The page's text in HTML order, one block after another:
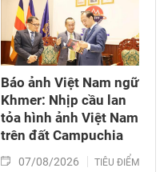
Báo ảnh Việt Nam ngữ
Khmer: Nhịp cầu lan
tỏa hình ảnh Việt Nam
trên đất Campuchia
07/08/2026 TIÊU ĐIỂM